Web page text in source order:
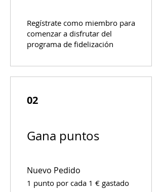
Regístrate como miembro para
comenzar a disfrutar del
programa de fidelización
02
Gana puntos
Nuevo Pedido
1 punto por cada 1 € gastado